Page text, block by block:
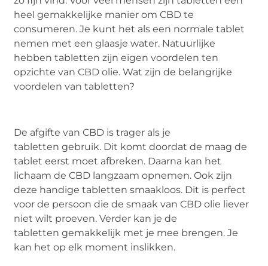
heel gemakkelijke manier om CBD te
consumeren. Je kunt het als een normale tablet
nemen met een glaasje water. Natuurlijke
hebben tabletten zijn eigen voordelen ten
opzichte van CBD olie. Wat zijn de belangrijke
voordelen van tabletten?
De afgifte van CBD is trager als je
tabletten gebruik. Dit komt doordat de maag de
tablet eerst moet afbreken. Daarna kan het
lichaam de CBD langzaam opnemen. Ook zijn
deze handige tabletten smaakloos. Dit is perfect
voor de persoon die de smaak van CBD olie liever
niet wilt proeven. Verder kan je de
tabletten gemakkelijk met je mee brengen. Je
kan het op elk moment inslikken.